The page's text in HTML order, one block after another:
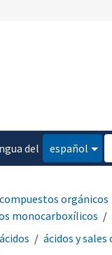
del
español
compuestos orgánicos
monocarboxílicos
ácidos ácidos y sales